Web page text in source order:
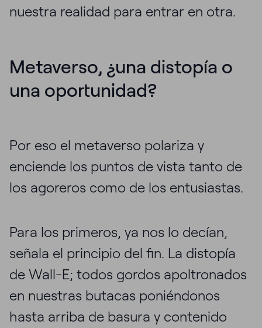
nuestra realidad para entrar en otra.
Metaverso, ¿una distopía o
una oportunidad?
Por eso el metaverso polariza y
enciende los puntos de vista tanto de
los agoreros como de los entusiastas.
Para los primeros, ya nos lo decían,
señala el principio del fin. La distopía
de Wall-E; todos gordos apoltronados
en nuestras butacas poniéndonos
hasta arriba de basura y contenido